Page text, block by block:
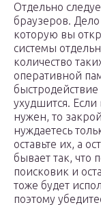
Отдельно
браузеров. Дело
которую вы
системы
количество
оперативной
ухудшится.
нужен, то
нуждаетесь
оставьте их, а
бывает так, что
поисковик и
тоже будет
поэтому